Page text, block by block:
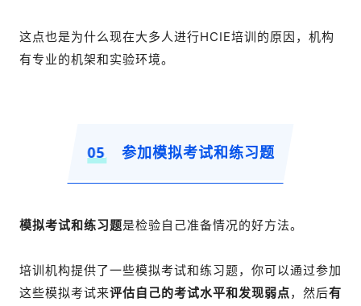
这点也是为什么现在大多人进行HCIE培训的原因，机构
有专业的机架和实验环境。
05 参加模拟考试和练习题
模拟考试和练习题是检验自己准备情况的好方法。
培训机构提供了一些模拟考试和练习题，你可以通过参加
这些模拟考试来评估自己的考试水平和发现弱点，然后有